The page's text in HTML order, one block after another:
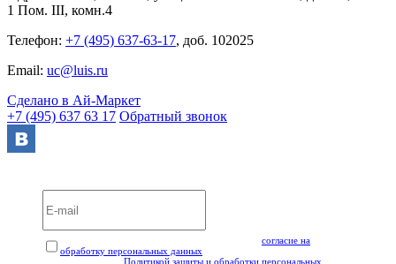
1 Пом. III, комн.4
Телефон: +7 (495) 637-63-17, доб. 102025
Email: uc@luis.ru
Сделано в Ай-Маркет
+7 (495) 637 63 17 Обратный звонок
согласие на
обработку персональных данных
Политикой защиты и обработки персональных